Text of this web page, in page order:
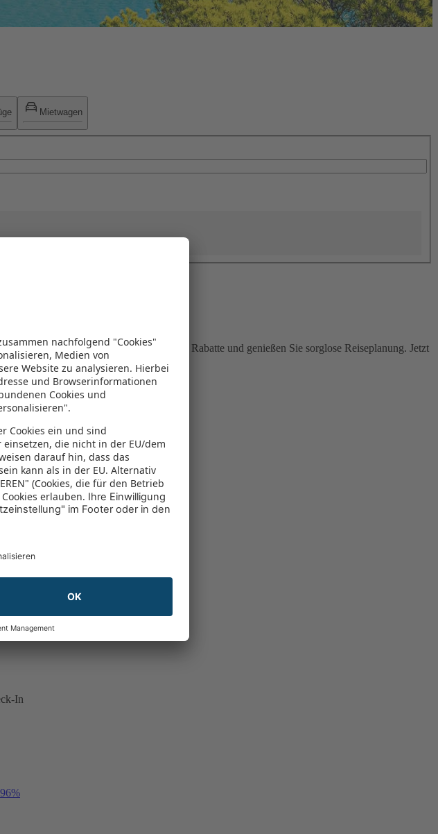
Mietwagen
Zeit und Geld. Nutzen Sie attraktive Rabatte und genießen Sie sorglose Reiseplanung. Jetzt
In
96%